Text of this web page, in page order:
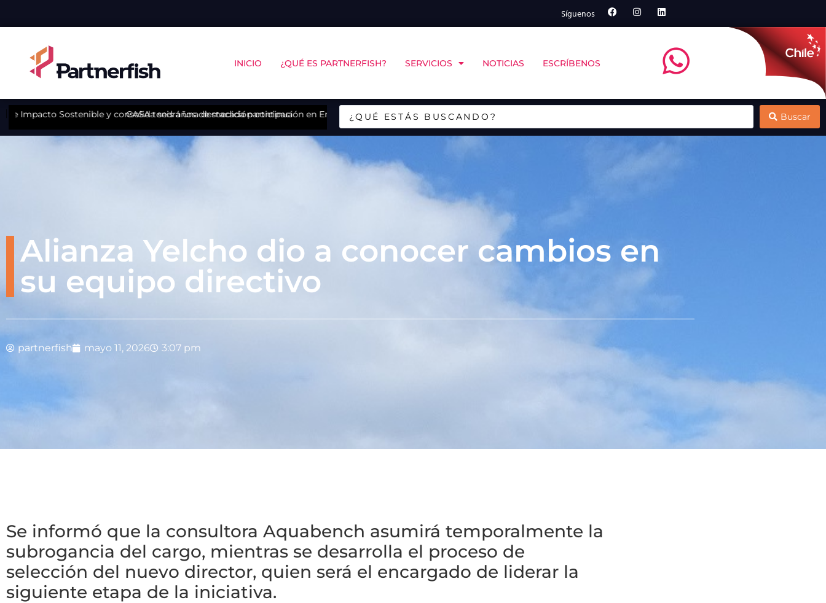
Síguenos
INICIO ¿QUÉ ES PARTNERFISH? SERVICIOS NOTICIAS ESCRÍBENOS
seis años de medición continua
CASA tendrá una destacada participación en Encuentro Latinoamericano de Bienestar AnimalSudvet incorpora a nuevo gerente de salud como parte de su estrategia de crecimientoSe inicia programa para potenciar la
Buscar
Alianza Yelcho dio a conocer cambios en
su equipo directivo
partnerfish mayo 11, 2026 3:07 pm
Se informó que la consultora Aquabench asumirá temporalmente la
subrogancia del cargo, mientras se desarrolla el proceso de
selección del nuevo director, quien será el encargado de liderar la
siguiente etapa de la iniciativa.